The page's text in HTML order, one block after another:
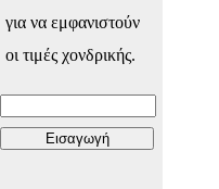
για να εμφανιστούν
οι τιμές χονδρικής.